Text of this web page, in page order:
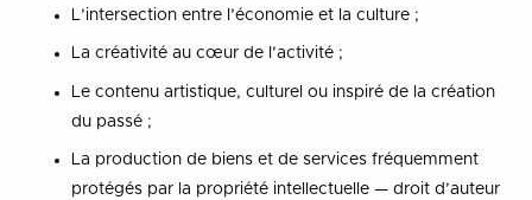
L’intersection entre l’économie et la culture ;
La créativité au cœur de l’activité ;
Le contenu artistique, culturel ou inspiré de la création
du passé ;
La production de biens et de services fréquemment
protégés par la propriété intellectuelle — droit d’auteur